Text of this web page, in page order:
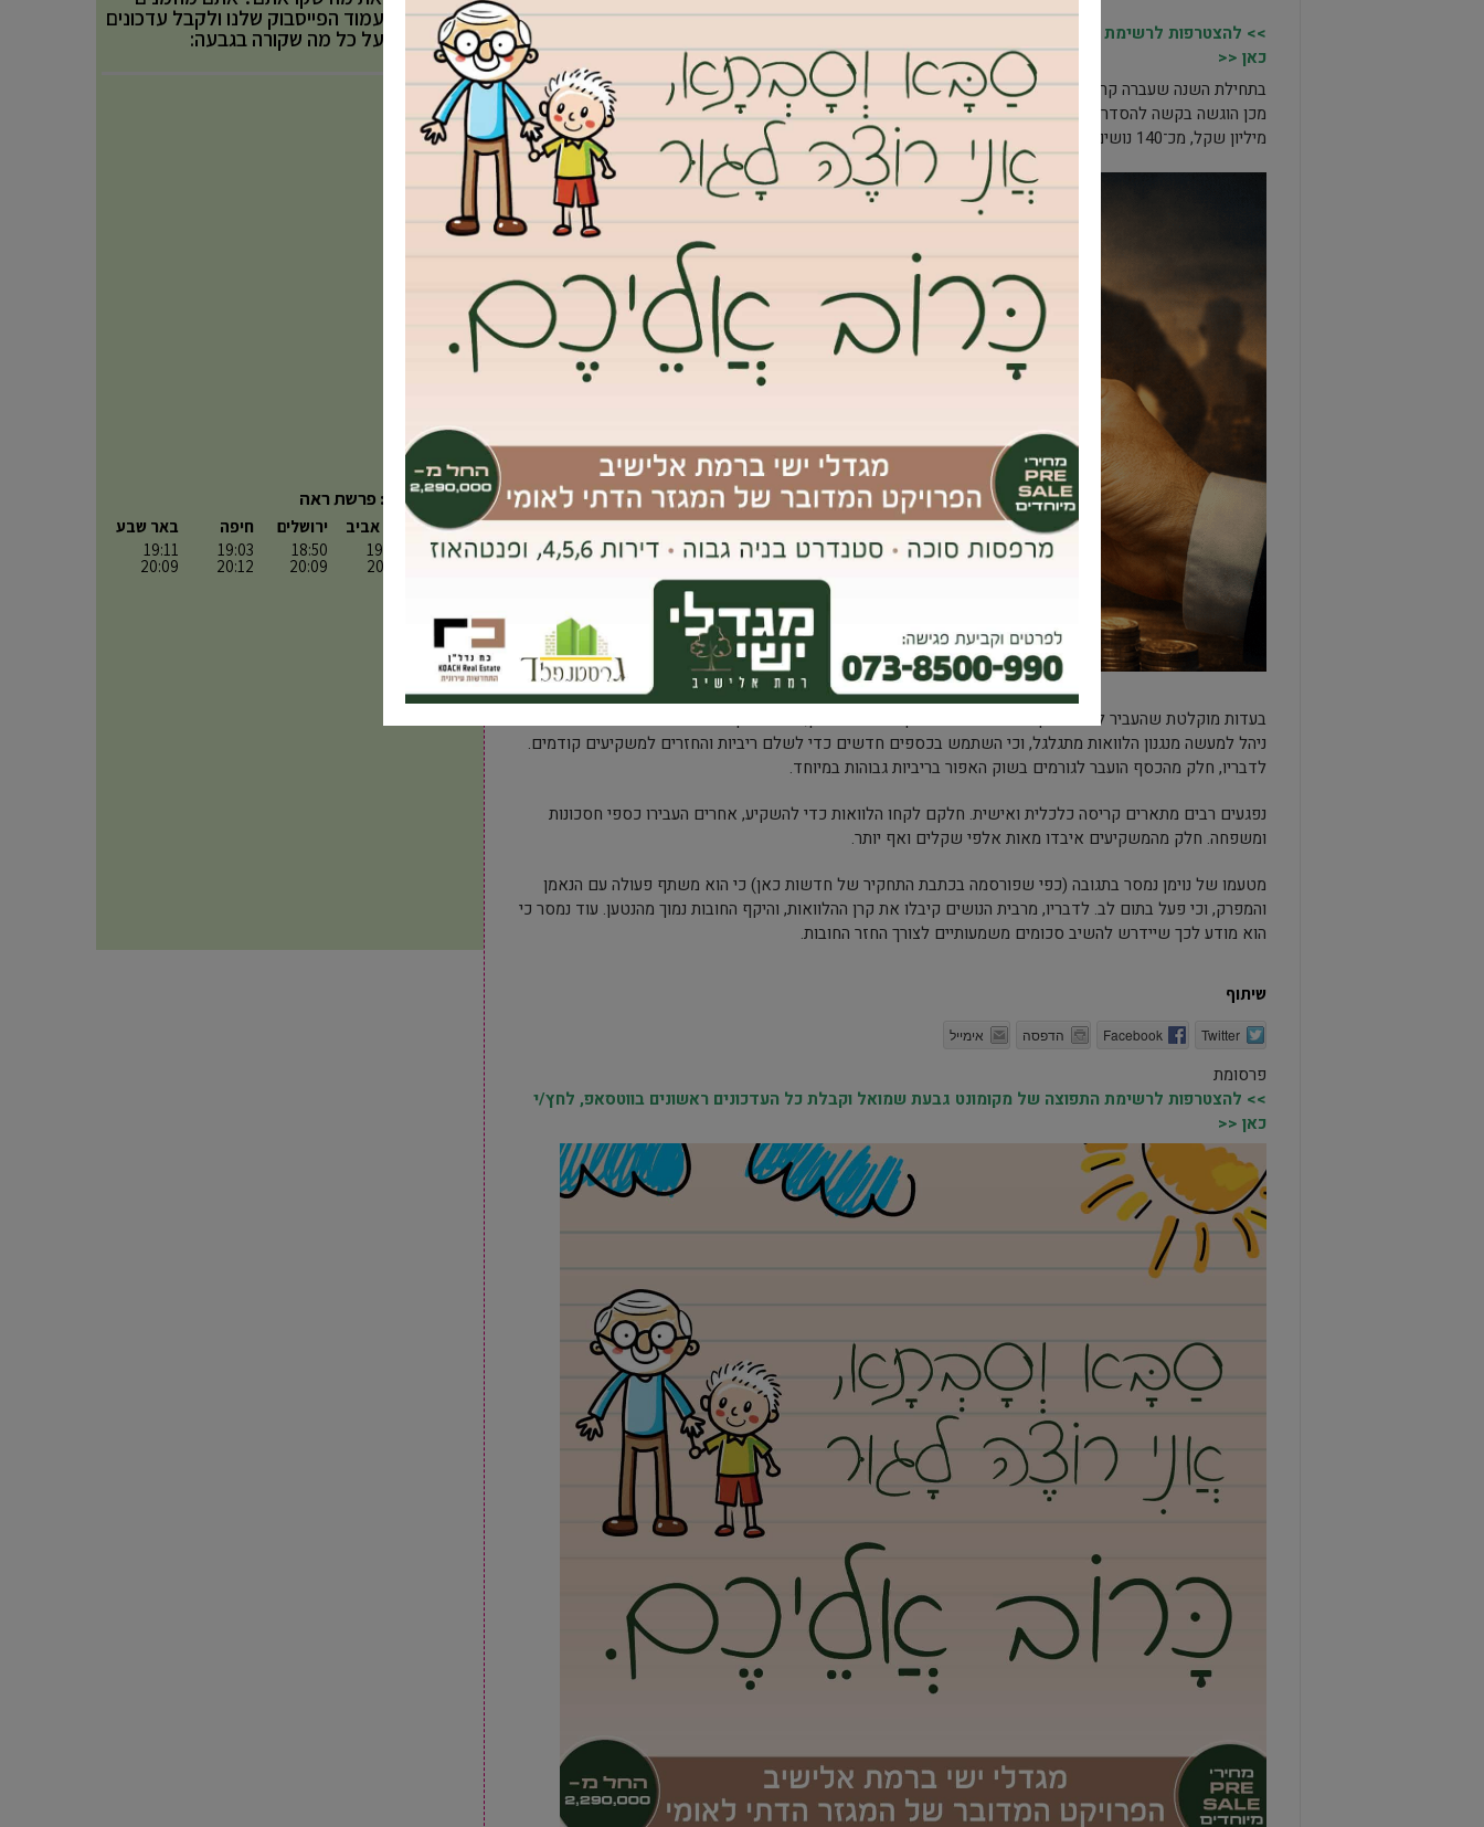
>> להצטרפות לרשימת התפוצה של מקומונט גבעת שמואל וקבלת כל העדכונים ראשונים בווטסאפ, לחץ/י
כאן <<
בתחילת השנה שעברה קרס המנגנון. תשלומי הריבית החודשיים הופסקו, ונוימן הפסיק לענות לפניות. זמן קצר לאחר
מכן הוגשה בקשה להסדר נושים בשם החברה שבבעלותו. מבקשה זו עלה כי היקף הכספים שגויסו הגיע לכ־50
מיליון שקל, מכ־140 נושים שונים, חלקם בסכומים של מיליוני שקלים.
צילום אילוסטרציה. עיבוד AI
ניהל למעשה מנגנון הלוואות מתגלגל, וכי השתמש בכספים חדשים כדי לשלם ריביות והחזרים למשקיעים קודמים.
לדבריו, חלק מהכסף הועבר לגורמים בשוק האפור בריביות גבוהות במיוחד.
נפגעים רבים מתארים קריסה כלכלית ואישית. חלקם לקחו הלוואות כדי להשקיע, אחרים העבירו כספי חסכונות
ומשפחה. חלק מהמשקיעים איבדו מאות אלפי שקלים ואף יותר.
מטעמו של נוימן נמסר בתגובה (כפי שפורסמה בכתבת התחקיר של חדשות כאן) כי הוא משתף פעולה עם הנאמן
והמפרק, וכי פעל בתום לב. לדבריו, מרבית הנושים קיבלו את קרן ההלוואות, והיקף החובות נמוך מהנטען. עוד נמסר כי
הוא מודע לכך שיידרש להשיב סכומים משמעותיים לצורך החזר החובות.
שיתוף
Twitter
Facebook הדפסה אימייל
פרסומת
>> להצטרפות לרשימת התפוצה של מקומונט גבעת שמואל וקבלת כל העדכונים ראשונים בווטסאפ, לחץ/י
כאן <<
לעקוב אחר עמוד הפייסבוק שלנו ולקבל עדכונים
באופן שוטף על כל מה שקורה בגבעה:
פרשת השבוע: פרשת ראה
כניסה:
יציאה:
תל אביב
19:12
20:11
ירושלים
18:50
20:09
חיפה
19:03
20:12
באר שבע
19:11
20:09